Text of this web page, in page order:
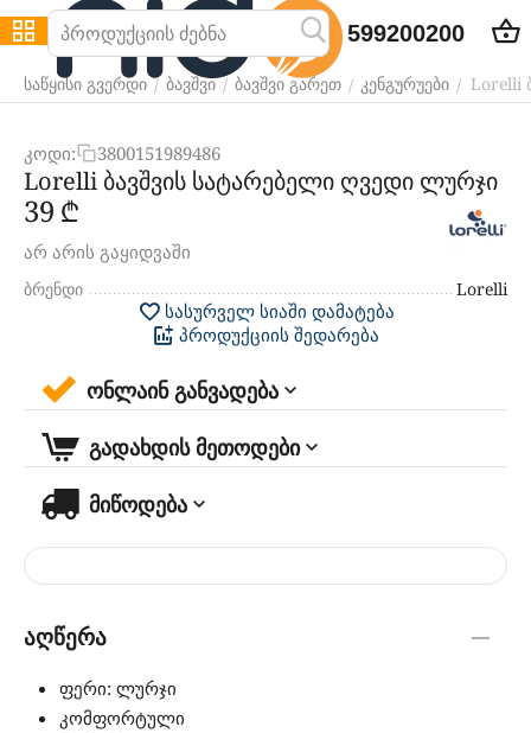
599200200
საწყისი გვერდი / ბავშვი / ბავშვი გარეთ / კენგურუები / Lorelli
კოდი: 3800151989486
Lorelli ბავშვის სატარებელი ღვედი ლურჯი
‍39‍ ₾
არ არის გაყიდვაში
ბრენდი Lorelli
სასურველ სიაში დამატება
პროდუქციის შედარება
ონლაინ განვადება
გადახდის მეთოდები
მიწოდება
აღწერა
ფერი: ლურჯი
კომფორტული